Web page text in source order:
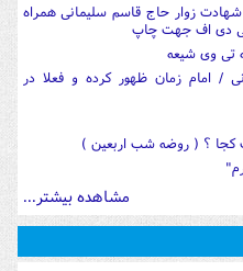
زوار حاج قاسم سلیمانی همراه
پی دی اف جهت چاپ
تی وی شیعه
/ امام زمان ظهور کرده و فعلا در
کجا ؟ ( روضه شب اربعین )
مشاهده بیشتر...